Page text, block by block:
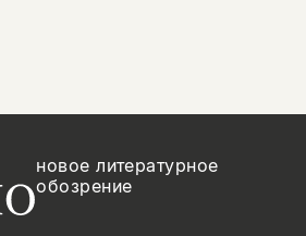
новое литературное
обозрение